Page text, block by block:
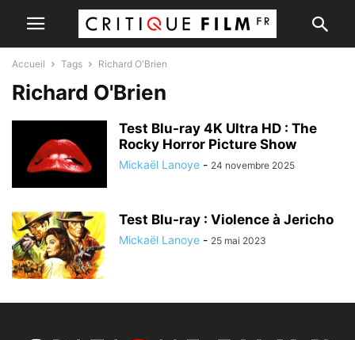
Accueil Tags Richard O'Brien
Richard O'Brien
Test Blu-ray 4K Ultra HD : The
Rocky Horror Picture Show
Mickaël Lanoye - 24 novembre 2025
Test Blu-ray : Violence à Jericho
Mickaël Lanoye - 25 mai 2023